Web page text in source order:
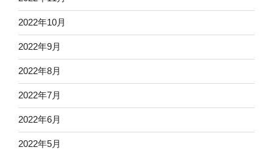
2022年10月
2022年9月
2022年8月
2022年7月
2022年6月
2022年5月